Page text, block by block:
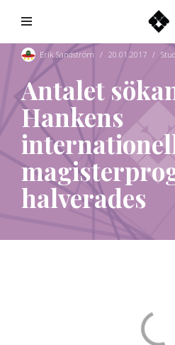
innehåll
Erik Sandström 20.01.2017
Antalet
Hankens
halverades